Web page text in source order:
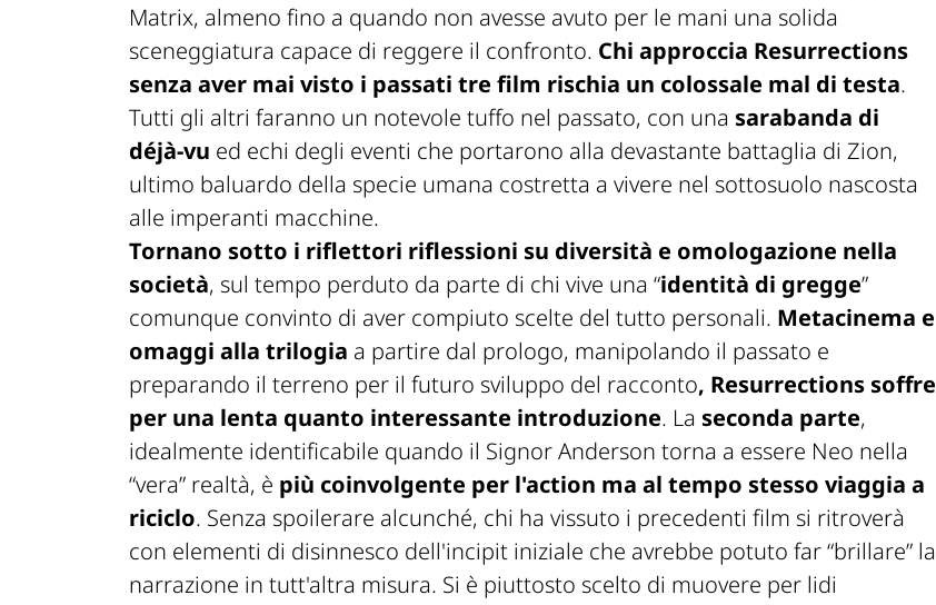
Matrix, almeno fino a quando non avesse avuto per le mani una solida
sceneggiatura capace di reggere il confronto. Chi approccia Resurrections
senza aver mai visto i passati tre film rischia un colossale mal di testa.
Tutti gli altri faranno un notevole tuffo nel passato, con una sarabanda di
déjà-vu ed echi degli eventi che portarono alla devastante battaglia di Zion,
ultimo baluardo della specie umana costretta a vivere nel sottosuolo nascosta
alle imperanti macchine.
Tornano sotto i riflettori riflessioni su diversità e omologazione nella
società, sul tempo perduto da parte di chi vive una “identità di gregge”
comunque convinto di aver compiuto scelte del tutto personali. Metacinema e
omaggi alla trilogia a partire dal prologo, manipolando il passato e
preparando il terreno per il futuro sviluppo del racconto, Resurrections soffre
per una lenta quanto interessante introduzione. La seconda parte,
idealmente identificabile quando il Signor Anderson torna a essere Neo nella
“vera” realtà, è più coinvolgente per l'action ma al tempo stesso viaggia a
riciclo. Senza spoilerare alcunché, chi ha vissuto i precedenti film si ritroverà
con elementi di disinnesco dell'incipit iniziale che avrebbe potuto far “brillare” la
narrazione in tutt'altra misura. Si è piuttosto scelto di muovere per lidi